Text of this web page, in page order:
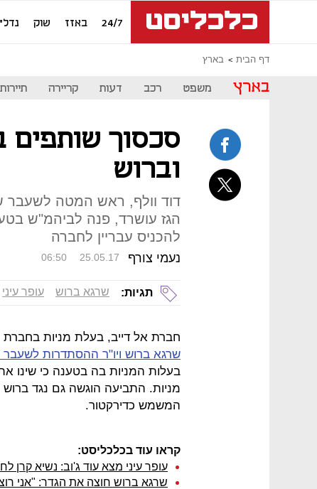
24/7 באזז שוק
דף הבית בארץ
בארץ משפט רכב דעות קריירה תיירות
סכסוך שותפים
וברוש
דוד וולף, ראש המטה לשעבר
הגז עושרד, פנה לביהמ"ש
להכניס עבריין לחברה
נעמי צורף 06:50 25.05.17
תגיות: שרגא ברוש עופר עיני
חברת אל דייב, בעלת מניות בחברת
שרגא ברוש ויו"ר ההסתדרות לשעבר
בעלות המניות בה בטענה כי שינו
מניות. התביעה הוגשה גם נגד ברוש
המשמש כדירקטור.
קראו עוד בכלכליסט:
עופר עיני מצא עוד ג'וב: נשיא קרן
שרגא ברוש חוצה את הגדר: "אני